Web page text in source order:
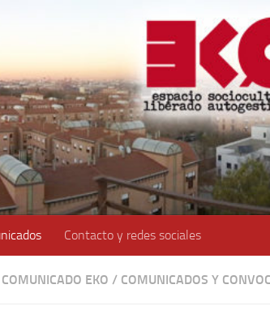
Contacto y redes sociales
COMUNICADO EKO / COMUNICADOS Y